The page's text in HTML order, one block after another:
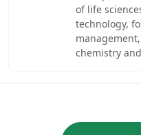
of life
technology,
chemistry